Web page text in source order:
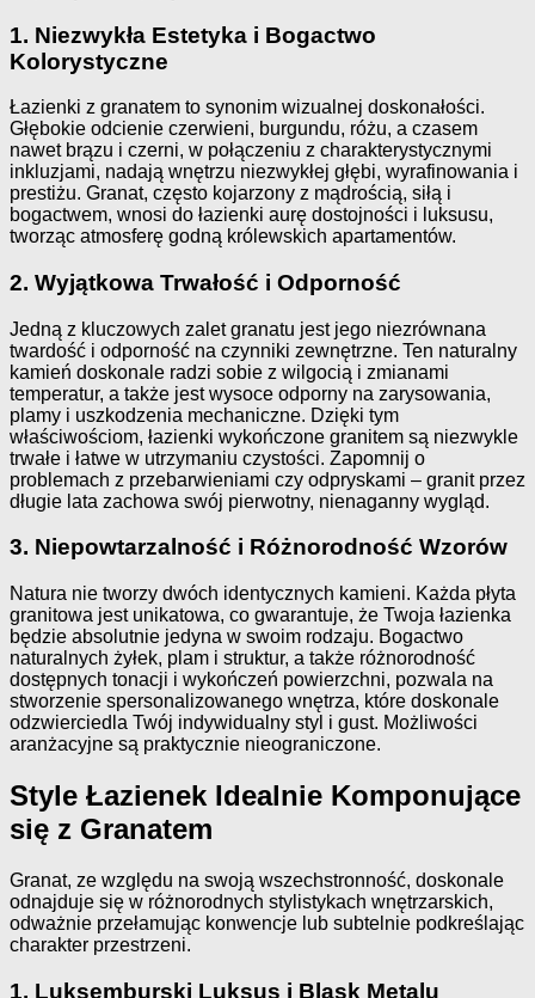
1. Niezwykła Estetyka i Bogactwo
Kolorystyczne
Łazienki z granatem to synonim wizualnej doskonałości.
Głębokie odcienie czerwieni, burgundu, różu, a czasem
nawet brązu i czerni, w połączeniu z charakterystycznymi
inkluzjami, nadają wnętrzu niezwykłej głębi, wyrafinowania i
prestiżu. Granat, często kojarzony z mądrością, siłą i
bogactwem, wnosi do łazienki aurę dostojności i luksusu,
tworząc atmosferę godną królewskich apartamentów.
2. Wyjątkowa Trwałość i Odporność
Jedną z kluczowych zalet granatu jest jego niezrównana
twardość i odporność na czynniki zewnętrzne. Ten naturalny
kamień doskonale radzi sobie z wilgocią i zmianami
temperatur, a także jest wysoce odporny na zarysowania,
plamy i uszkodzenia mechaniczne. Dzięki tym
właściwościom, łazienki wykończone granitem są niezwykle
trwałe i łatwe w utrzymaniu czystości. Zapomnij o
problemach z przebarwieniami czy odpryskami – granit przez
długie lata zachowa swój pierwotny, nienaganny wygląd.
3. Niepowtarzalność i Różnorodność Wzorów
Natura nie tworzy dwóch identycznych kamieni. Każda płyta
granitowa jest unikatowa, co gwarantuje, że Twoja łazienka
będzie absolutnie jedyna w swoim rodzaju. Bogactwo
naturalnych żyłek, plam i struktur, a także różnorodność
dostępnych tonacji i wykończeń powierzchni, pozwala na
stworzenie spersonalizowanego wnętrza, które doskonale
odzwierciedla Twój indywidualny styl i gust. Możliwości
aranżacyjne są praktycznie nieograniczone.
Style Łazienek Idealnie Komponujące
się z Granatem
Granat, ze względu na swoją wszechstronność, doskonale
odnajduje się w różnorodnych stylistykach wnętrzarskich,
odważnie przełamując konwencje lub subtelnie podkreślając
charakter przestrzeni.
1. Luksemburski Luksus i Blask Metalu